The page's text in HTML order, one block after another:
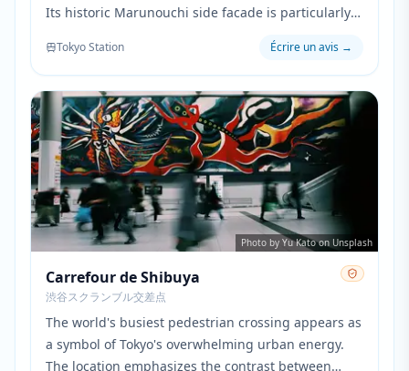
Its historic Marunouchi side facade is particularly
work routine in central Tokyo.
Tokyo Station Écrire un avis →
Photo by Yu Kato on Unsplash
Carrefour de Shibuya
渋谷スクランブル交差点
The world's busiest pedestrian crossing appears as
a symbol of Tokyo's overwhelming urban energy.
The location emphasizes the contrast between